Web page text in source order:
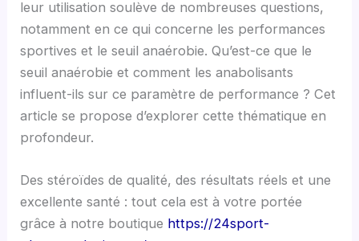
leur utilisation soulève de nombreuses questions,
notamment en ce qui concerne les performances
sportives et le seuil anaérobie. Qu’est-ce que le
seuil anaérobie et comment les anabolisants
influent-ils sur ce paramètre de performance ? Cet
article se propose d’explorer cette thématique en
profondeur.
Des stéroïdes de qualité, des résultats réels et une
excellente santé : tout cela est à votre portée
grâce à notre boutique https://24sport-